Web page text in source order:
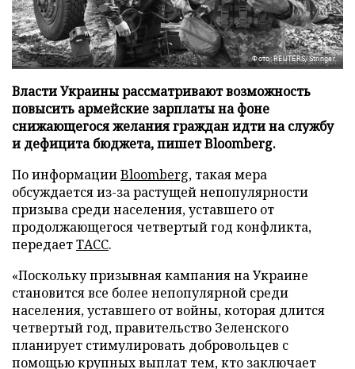
Фото: REUTERS/Stringer
Власти Украины рассматривают возможность
повысить армейские зарплаты на фоне
снижающегося желания граждан идти на службу
и дефицита бюджета, пишет Bloomberg.
По информацииBloomberg, такая мера
обсуждается из-за растущей непопулярности
призыва среди населения, уставшего от
продолжающегося четвертый год конфликта,
передаетТАСС.
«Поскольку призывная кампания на Украине
становится все более непопулярной среди
населения, уставшего от войны, которая длится
четвертый год, правительство Зеленского
планирует стимулировать добровольцев с
помощью крупных выплат тем, кто заключает